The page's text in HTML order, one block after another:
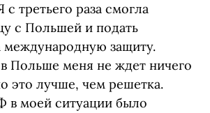
третьего раза смогла
с Польшей и подать
международную защиту.
Польше меня не ждет ничего
это лучше, чем решетка.
в моей ситуации было